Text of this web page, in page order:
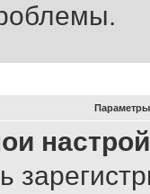
Параметры